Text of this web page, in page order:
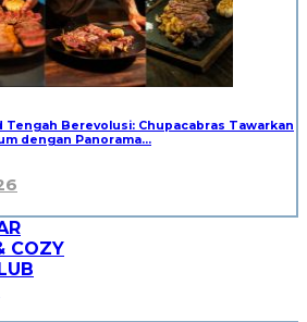
Tengah Berevolusi: Chupacabras Tawarkan
dengan Panorama…
COZY